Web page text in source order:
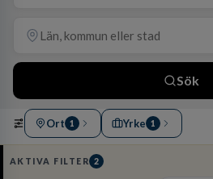
Sök
Ort 1 Yrke 1
AKTIVA FILTER 2